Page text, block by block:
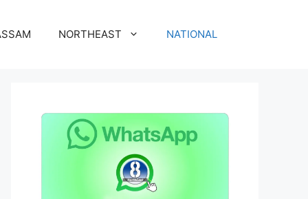
NORTHEAST NATIONAL